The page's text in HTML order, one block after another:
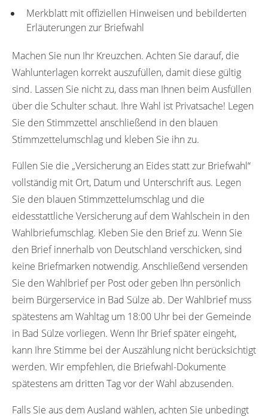
Merkblatt mit offiziellen Hinweisen und bebilderten
Erläuterungen zur Briefwahl
Machen Sie nun Ihr Kreuzchen. Achten Sie darauf, die
Wahlunterlagen korrekt auszufüllen, damit diese gültig
sind. Lassen Sie nicht zu, dass man Ihnen beim Ausfüllen
über die Schulter schaut. Ihre Wahl ist Privatsache! Legen
Sie den Stimmzettel anschließend in den blauen
Stimmzettelumschlag und kleben Sie ihn zu.
Füllen Sie die „Versicherung an Eides statt zur Briefwahl“
vollständig mit Ort, Datum und Unterschrift aus. Legen
Sie den blauen Stimmzettelumschlag und die
eidesstattliche Versicherung auf dem Wahlschein in den
Wahlbriefumschlag. Kleben Sie den Brief zu. Wenn Sie
den Brief innerhalb von Deutschland verschicken, sind
keine Briefmarken notwendig. Anschließend versenden
Sie den Wahlbrief per Post oder geben Ihn persönlich
beim Bürgerservice in Bad Sülze ab. Der Wahlbrief muss
spätestens am Wahltag um 18:00 Uhr bei der Gemeinde
in Bad Sülze vorliegen. Wenn Ihr Brief später eingeht,
kann Ihre Stimme bei der Auszählung nicht berücksichtigt
werden. Wir empfehlen, die Briefwahl-Dokumente
spätestens am dritten Tag vor der Wahl abzusenden.
Falls Sie aus dem Ausland wählen, achten Sie unbedingt